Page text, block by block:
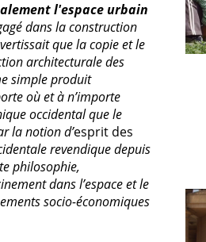
l'espace urbain
dans la construction
que la copie et le
architecturale des
simple produit
où et à n’importe
occidental que le
la notion d’esprit des
revendique depuis
philosophie,
dans l’espace et le
socio-économiques